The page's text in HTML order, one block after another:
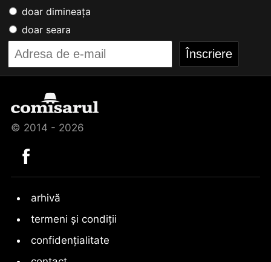
doar dimineața
doar seara
© 2014 - 2026
arhivă
termeni și condiții
confidențialitate